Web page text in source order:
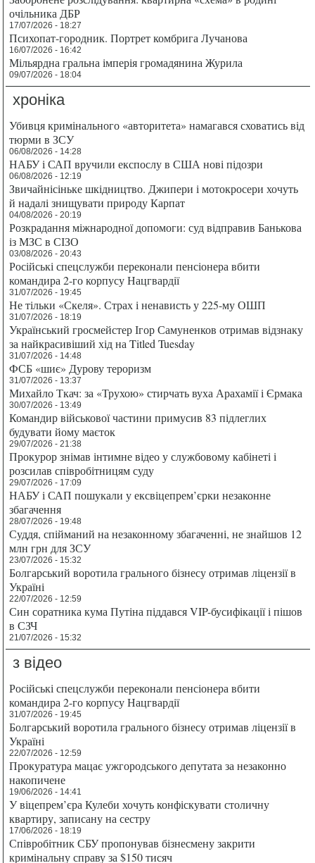
очільника ДБР
17/07/2026 - 18:27
Психопат-городник. Портрет комбрига Лучанова
16/07/2026 - 16:42
Мільярдна гральна імперія громадянина Журила
09/07/2026 - 18:04
хроніка
Убивця кримінального «авторитета» намагався сховатись від
тюрми в ЗСУ
06/08/2026 - 14:28
НАБУ і САП вручили експослу в США нові підозри
06/08/2026 - 12:19
Звичайнісіньке шкідництво. Джипери і мотокросери хочуть
й надалі знищувати природу Карпат
04/08/2026 - 20:19
Розкрадання міжнародної допомоги: суд відправив Банькова
із МЗС в СІЗО
03/08/2026 - 20:43
Російські спецслужби переконали пенсіонера вбити
командира 2-го корпусу Нацгвардії
31/07/2026 - 19:45
Не тільки «Скеля». Страх і ненависть у 225-му ОШП
31/07/2026 - 18:19
Український гросмейстер Ігор Самуненков отримав відзнаку
за найкрасивіший хід на Titled Tuesday
31/07/2026 - 14:48
ФСБ «шиє» Дурову тероризм
31/07/2026 - 13:37
Михайло Ткач: за «Трухою» стирчать вуха Арахамії і Єрмака
30/07/2026 - 13:49
Командир військової частини примусив 83 підлеглих
будувати йому маєток
29/07/2026 - 21:38
Прокурор знімав інтимне відео у службовому кабінеті і
розсилав співробітницям суду
29/07/2026 - 17:09
НАБУ і САП пошукали у ексвіцепрем’єрки незаконне
збагачення
28/07/2026 - 19:48
Суддя, спійманий на незаконному збагаченні, не знайшов 12
млн грн для ЗСУ
23/07/2026 - 15:32
Болгарський воротила грального бізнесу отримав ліцензії в
Україні
22/07/2026 - 12:59
Син соратника кума Путіна піддався VIP-бусифікації і пішов
в СЗЧ
21/07/2026 - 15:32
з відео
Російські спецслужби переконали пенсіонера вбити
командира 2-го корпусу Нацгвардії
31/07/2026 - 19:45
Болгарський воротила грального бізнесу отримав ліцензії в
Україні
22/07/2026 - 12:59
Прокуратура мацає ужгородського депутата за незаконно
накопичене
19/06/2026 - 14:41
У віцепрем’єра Кулеби хочуть конфіскувати столичну
квартиру, записану на сестру
17/06/2026 - 18:19
Співробітник СБУ пропонував бізнесмену закрити
кримінальну справу за $150 тисяч